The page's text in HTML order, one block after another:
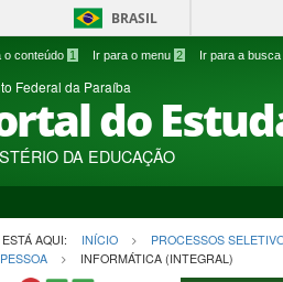
BRASIL
o conteúdo 1 Ir para o menu 2 Ir para a busca
Federal da Paraíba
do
DA EDUCAÇÃO
AQUI: INÍCIO PROCESSOS
INFORMÁTICA (INTEGRAL)